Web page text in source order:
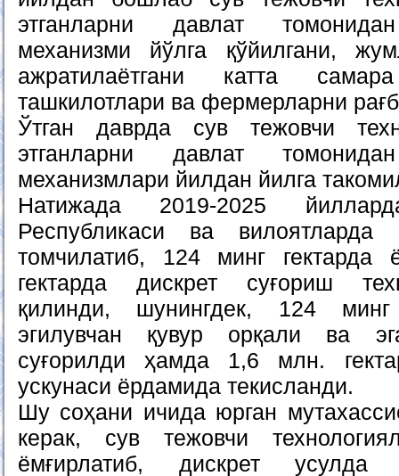
этганларни давлат
механизми йўлга қўйилгани,
ажратилаётгани катта
ташкилотлари ва фермерларни
Ўтган даврда сув тежовчи
этганларни давлат
механизмлари йилдан йилга
Натижада 2019-2025
Республикаси ва вилоятларда
томчилатиб, 124 минг гектарда
гектарда дискрет суғориш
қилинди, шунингдек, 124
эгилувчан қувур орқали ва
суғорилди ҳамда 1,6 млн.
ускунаси ёрдамида текисланди.
Шу соҳани ичида юрган
керак, сув тежовчи
ёмғирлатиб, дискрет усулда